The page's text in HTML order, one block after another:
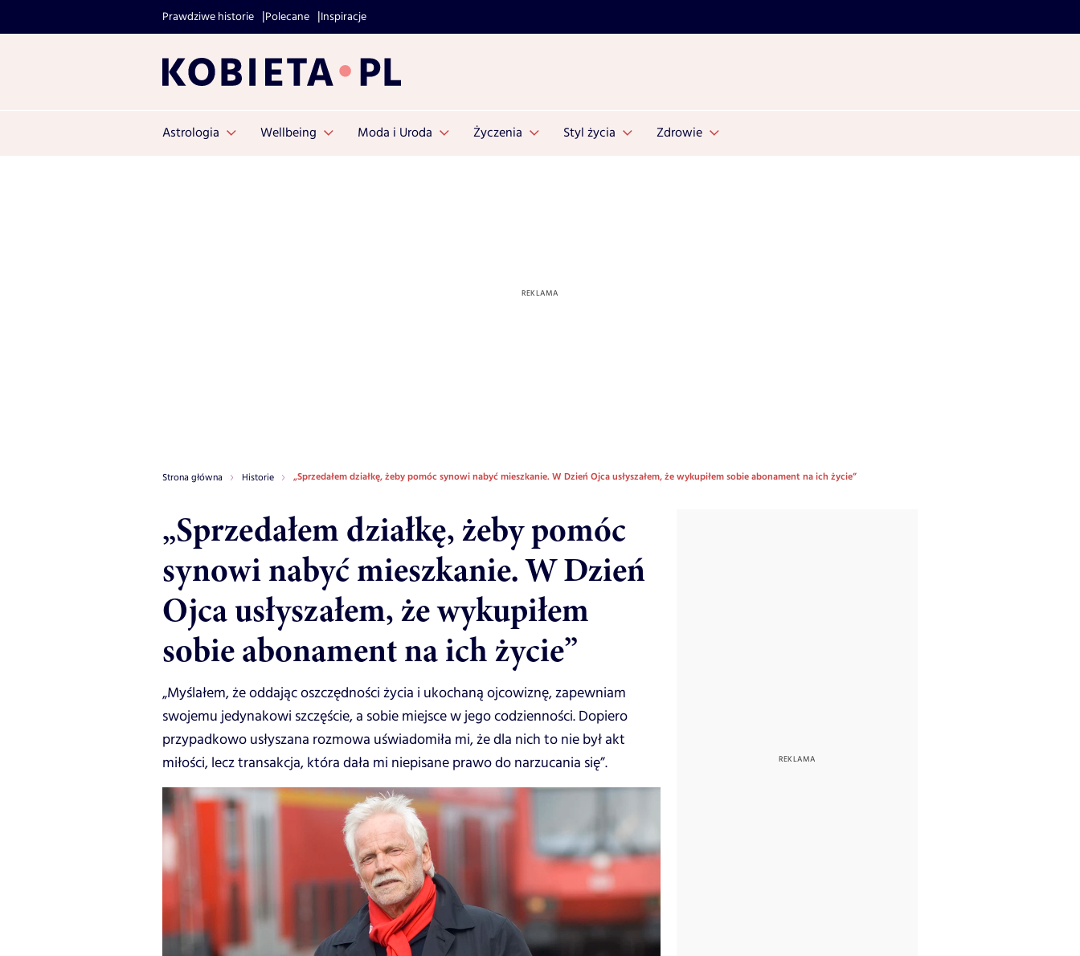
Prawdziwe historie Polecane Inspiracje
Astrologia Wellbeing Moda i Uroda Życzenia Styl życia Zdrowie
Strona główna Historie „Sprzedałem działkę, żeby pomóc synowi nabyć mieszkanie. W Dzień Ojca usłyszałem, że wykupiłem sobie abonament na ich życie”
„Sprzedałem działkę, żeby pomóc
synowi nabyć mieszkanie. W Dzień
Ojca usłyszałem, że wykupiłem
sobie abonament na ich życie”
„Myślałem, że oddając oszczędności życia i ukochaną ojcowiznę, zapewniam
swojemu jedynakowi szczęście, a sobie miejsce w jego codzienności. Dopiero
przypadkowo usłyszana rozmowa uświadomiła mi, że dla nich to nie był akt
miłości, lecz transakcja, która dała mi niepisane prawo do narzucania się”.